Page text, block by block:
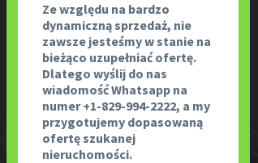
Ze względu na bardzo
dynamiczną sprzedaż, nie
zawsze jesteśmy w stanie na
bieżąco uzupełniać ofertę.
Dlatego wyślij do nas
wiadomość Whatsapp na
numer +1-829-994-2222, a my
przygotujemy dopasowaną
ofertę szukanej
nieruchomości.